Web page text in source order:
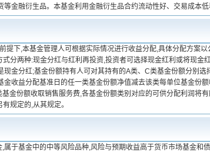
等金融衍生品。本基金利用金融衍生品合约流动性好、交易成本
提下,本基金管理人可根据实际情况进行收益分配,具体分配方案
分两种:现金分红与红利再投资,投资者可选择现金红利或将现金
现金分红;基金份额持有人可对其持有的A类、C类基金份额分别
金收益分配基准日的任一类基金份额净值减去该类每单位基金份
金份额收取销售服务费,各基金份额类别对应的可供分配利润将
规定的,从其规定。
于基金中的中等风险品种,风险与预期收益高于货币市场基金和